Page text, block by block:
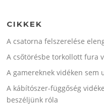
CIKKEK
A csatorna felszerelése
A csőtörésbe torkollott fura
A gamereknek vidéken sem
A kábítószer-függőség
beszéljünk róla